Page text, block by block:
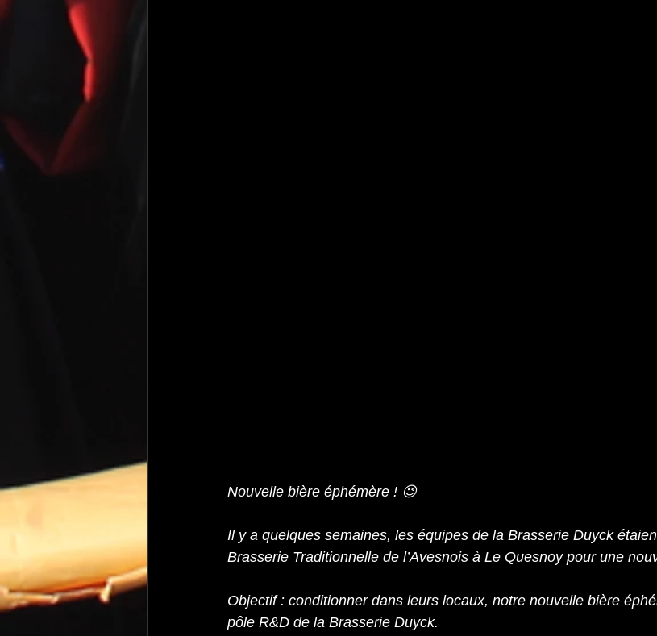
Nouvelle bière éphémère ! 😉
Il y a quelques semaines, les équipes de la Brasserie Duyck
Brasserie Traditionnelle de l’Avesnois à Le Quesnoy pour une
Objectif : conditionner dans leurs locaux, notre nouvelle bière
pôle R&D de la Brasserie Duyck.